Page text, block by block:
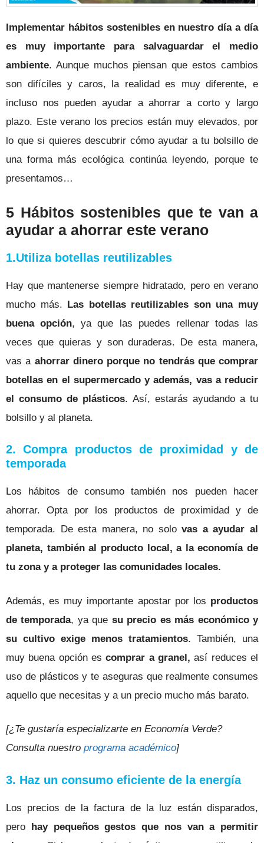
Implementar hábitos sostenibles en nuestro día a día
es muy importante para salvaguardar el medio
ambiente. Aunque muchos piensan que estos cambios
son difíciles y caros, la realidad es muy diferente, e
incluso nos pueden ayudar a ahorrar a corto y largo
plazo. Este verano los precios están muy elevados, por
lo que si quieres descubrir cómo ayudar a tu bolsillo de
una forma más ecológica continúa leyendo, porque te
presentamos…
5 Hábitos sostenibles que te van a
ayudar a ahorrar este verano
1.Utiliza botellas reutilizables
Hay que mantenerse siempre hidratado, pero en verano
mucho más. Las botellas reutilizables son una muy
buena opción, ya que las puedes rellenar todas las
veces que quieras y son duraderas. De esta manera,
vas a ahorrar dinero porque no tendrás que comprar
botellas en el supermercado y además, vas a reducir
el consumo de plásticos. Así, estarás ayudando a tu
bolsillo y al planeta.
2. Compra productos de proximidad y de
temporada
Los hábitos de consumo también nos pueden hacer
ahorrar. Opta por los productos de proximidad y de
temporada. De esta manera, no solovas a ayudar al
planeta, también al producto local, a la economía de
tu zona y a proteger las comunidades locales.
Además, es muy importante apostar por los productos
de temporada, ya que su precio es más económico y
su cultivo exige menos tratamientos. También, una
muy buena opción escomprar a granel, así reduces el
uso de plásticos y te aseguras que realmente consumes
aquello que necesitas y a un precio mucho más barato.
[¿Te gustaría especializarte en Economía Verde?
Consulta nuestro programa académico]
3. Haz un consumo eficiente de la energía
Los precios de la factura de la luz están disparados,
pero hay pequeños gestos que nos van a permitir